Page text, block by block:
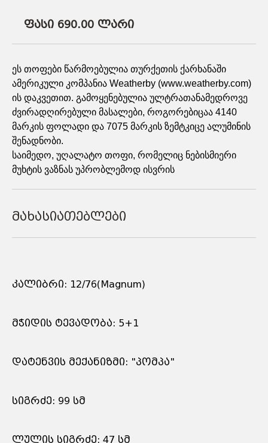
ფასი 690.00 ლარი
ეს თოფები წარმოებულია თურქეთის ქარხანაში
ამერიკული კომპანია Weatherby (www.weatherby.com)
ის დაკვეთით. გამოყენებულია ულტრათანამედროვე
ძვირადღირებული მასალები, როგორებიცაა 4140
მარკის ფოლადი და 7075 მარკის ზემტკიცე ალუმინის
შენადნობი.
საიმედო, უღალატო თოფი, რომელიც ნებისმიერი
მუხტის ვაზნას უპრობლემოდ ისვრის
მახასიათებლები
კალიბრი: 12/76(Magnum)
მჭიდის ტევადობა: 5+1
დატენვის მექანიზმი: "პომპა"
სიგრძე: 99 სმ
ლულის სიგრძე: 47 სმ